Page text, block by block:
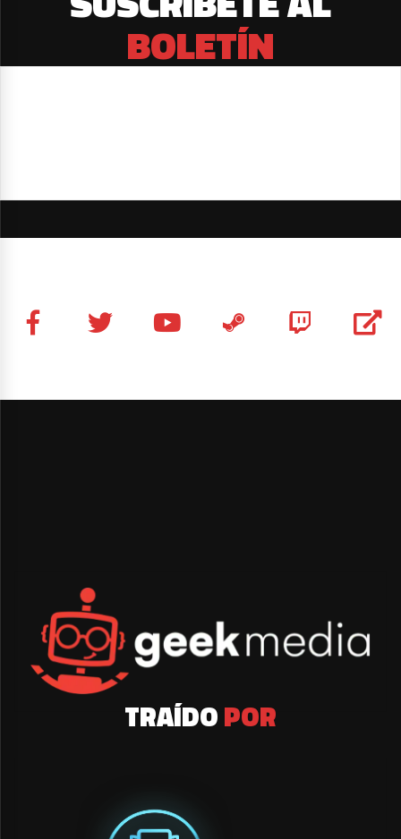
BOLETÍN
TRAÍDOPOR